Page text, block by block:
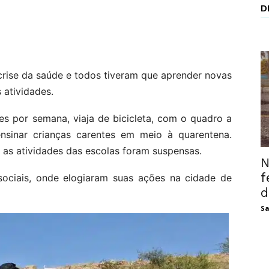
da saúde e todos tiveram que aprender novas
atividades.
por semana, viaja de bicicleta, com o quadro a
crianças carentes em meio à quarentena.
atividades das escolas foram suspensas.
onde elogiaram suas ações na cidade de